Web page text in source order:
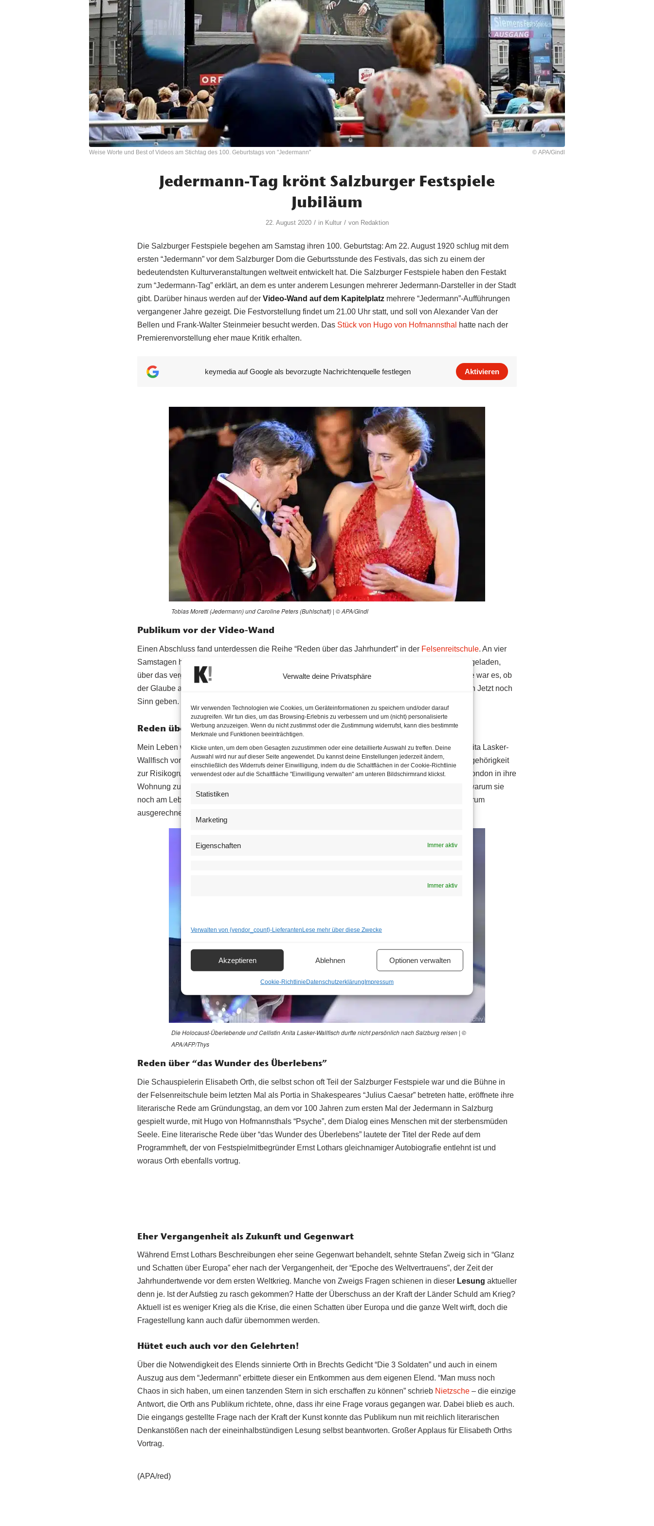
Verwalte deine Privatsphäre
Wir verwenden Technologien wie Cookies, um Geräteinformationen zu speichern und/oder darauf
zuzugreifen. Wir tun dies, um das Browsing-Erlebnis zu verbessern und um (nicht) personalisierte
Werbung anzuzeigen. Wenn du nicht zustimmst oder die Zustimmung widerrufst, kann dies bestimmte
Merkmale und Funktionen beeinträchtigen.
Klicke unten, um dem oben Gesagten zuzustimmen oder eine detaillierte Auswahl zu treffen. Deine
Auswahl wird nur auf dieser Seite angewendet. Du kannst deine Einstellungen jederzeit ändern,
einschließlich des Widerrufs deiner Einwilligung, indem du die Schaltflächen in der Cookie-Richtlinie
verwendest oder auf die Schaltfläche "Einwilligung verwalten" am unteren Bildschirmrand klickst.
Statistiken
Marketing
Eigenschaften Immer aktiv
Immer aktiv
Verwalten von {vendor_count}-LieferantenLese mehr über diese Zwecke
Akzeptieren Ablehnen Optionen verwalten
Cookie-RichtlinieDatenschutzerklärungImpressum
Weise Worte und Best of Videos am Stichtag des 100. Geburtstags von "Jedermann" © APA/Gindl
Jedermann-Tag krönt Salzburger Festspiele
Jubiläum
22. August 2020 / in Kultur / von Redaktion
Die Salzburger Festspiele begehen am Samstag ihren 100. Geburtstag: Am 22. August 1920 schlug mit dem
ersten “Jedermann” vor dem Salzburger Dom die Geburtsstunde des Festivals, das sich zu einem der
bedeutendsten Kulturveranstaltungen weltweit entwickelt hat. Die Salzburger Festspiele haben den Festakt
zum “Jedermann-Tag” erklärt, an dem es unter anderem Lesungen mehrerer Jedermann-Darsteller in der Stadt
gibt. Darüber hinaus werden auf der Video-Wand auf dem Kapitelplatz mehrere “Jedermann”-Aufführungen
vergangener Jahre gezeigt. Die Festvorstellung findet um 21.00 Uhr statt, und soll von Alexander Van der
Bellen und Frank-Walter Steinmeier besucht werden. Das Stück von Hugo von Hofmannsthal hatte nach der
Premierenvorstellung eher maue Kritik erhalten.
keymedia auf Google als bevorzugte Nachrichtenquelle festlegen Aktivieren
Tobias Moretti (Jedermann) und Caroline Peters (Buhlschaft) | © APA/Gindl
Publikum vor der Video-Wand
Einen Abschluss fand unterdessen die Reihe “Reden über das Jahrhundert” in der Felsenreitschule. An vier
Samstagen hatten die Salzburger Festspiele anlässlich ihres Jubiläums ausgewählte Redner eingeladen,
über das vergangene Jahrhundert zu sprechen. Die Idee und Frage hinter der Veranstaltungsreihe war es, ob
der Glaube an die Kraft der Kunst, wovon die Gründerväter überzeugt waren, in einem veränderten Jetzt noch
Sinn geben.
Reden über das Jahrhundert
Mein Leben war leider vom Schlimmsten geprägt”, sprach Cellistin und Auschwitzüberlebende Anita Lasker-
Wallfisch von einem großen Bildschirm. Aufgrund der aktuellen Reisebestimmungen und ihrer Zugehörigkeit
zur Risikogruppe mit 95 Jahren, haben sich die Festspiele entschlossen, ein Kamerateam nach London in ihre
Wohnung zu schicken und die Rede aufzuzeichnen. Musik als Lebenselixier, das sei der Grund, warum sie
noch am Leben ist. Anita Lasker-Wallfisch ließ die
Teil haben an ihren Überlegungen, warum
ausgerechnet sie bei den Festspielen sprechen muss.
Die Holocaust-Überlebende und Cellistin Anita Lasker-Wallfisch durfte nicht persönlich nach Salzburg reisen | ©
APA/AFP/Thys
Reden über “das Wunder des Überlebens”
Die Schauspielerin Elisabeth Orth, die selbst schon oft Teil der Salzburger Festspiele war und die Bühne in
der Felsenreitschule beim letzten Mal als Portia in Shakespeares “Julius Caesar” betreten hatte, eröffnete ihre
literarische Rede am Gründungstag, an dem vor 100 Jahren zum ersten Mal der Jedermann in Salzburg
gespielt wurde, mit Hugo von Hofmannsthals “Psyche”, dem Dialog eines Menschen mit der sterbensmüden
Seele. Eine literarische Rede über “das Wunder des Überlebens” lautete der Titel der Rede auf dem
Programmheft, der von Festspielmitbegründer Ernst Lothars gleichnamiger Autobiografie entlehnt ist und
woraus Orth ebenfalls vortrug.
Eher Vergangenheit als Zukunft und Gegenwart
Während Ernst Lothars Beschreibungen eher seine Gegenwart behandelt, sehnte Stefan Zweig sich in “Glanz
und Schatten über Europa” eher nach der Vergangenheit, der “Epoche des Weltvertrauens”, der Zeit der
Jahrhundertwende vor dem ersten Weltkrieg. Manche von Zweigs Fragen schienen in dieser Lesung aktueller
denn je. Ist der Aufstieg zu rasch gekommen? Hatte der Überschuss an der Kraft der Länder Schuld am Krieg?
Aktuell ist es weniger Krieg als die Krise, die einen Schatten über Europa und die ganze Welt wirft, doch die
Fragestellung kann auch dafür übernommen werden.
Hütet euch auch vor den Gelehrten!
Über die Notwendigkeit des Elends sinnierte Orth in Brechts Gedicht “Die 3 Soldaten” und auch in einem
Auszug aus dem “Jedermann” erbittete dieser ein Entkommen aus dem eigenen Elend. “Man muss noch
Chaos in sich haben, um einen tanzenden Stern in sich erschaffen zu können” schrieb Nietzsche – die einzige
Antwort, die Orth ans Publikum richtete, ohne, dass ihr eine Frage voraus gegangen war. Dabei blieb es auch.
Die eingangs gestellte Frage nach der Kraft der Kunst konnte das Publikum nun mit reichlich literarischen
Denkanstößen nach der eineinhalbstündigen Lesung selbst beantworten. Großer Applaus für Elisabeth Orths
Vortrag.
(APA/red)